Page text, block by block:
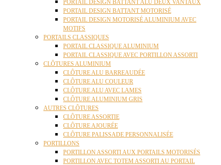
PORTAIL DESIGN BATTANT ALU DEUX VANTAUX
PORTAIL DESIGN BATTANT MOTORISÉ
PORTAIL DESIGN MOTORISÉ ALUMINIUM AVEC
MOTIFS
PORTAILS CLASSIQUES
PORTAIL CLASSIQUE ALUMINIUM
PORTAIL CLASSIQUE AVEC PORTILLON ASSORTI
CLÔTURES ALUMINIUM
CLÔTURE ALU BARREAUDÉE
CLÔTURE ALU COULEUR
CLÔTURE ALU AVEC LAMES
CLÔTURE ALUMINIUM GRIS
AUTRES CLÔTURES
CLÔTURE ASSORTIE
CLÔTURE AJOURÉE
CLÔTURE PALISSADE PERSONNALISÉE
PORTILLONS
PORTILLON ASSORTI AUX PORTAILS MOTORISÉS
PORTILLON AVEC TOTEM ASSORTI AU PORTAIL